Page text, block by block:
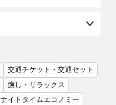
交通チケット・交通セット
癒し・リラックス
ナイトタイムエコノミー